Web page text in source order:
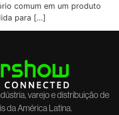
comum em um produto
para […]
varejo e distribuição de
da América Latina.